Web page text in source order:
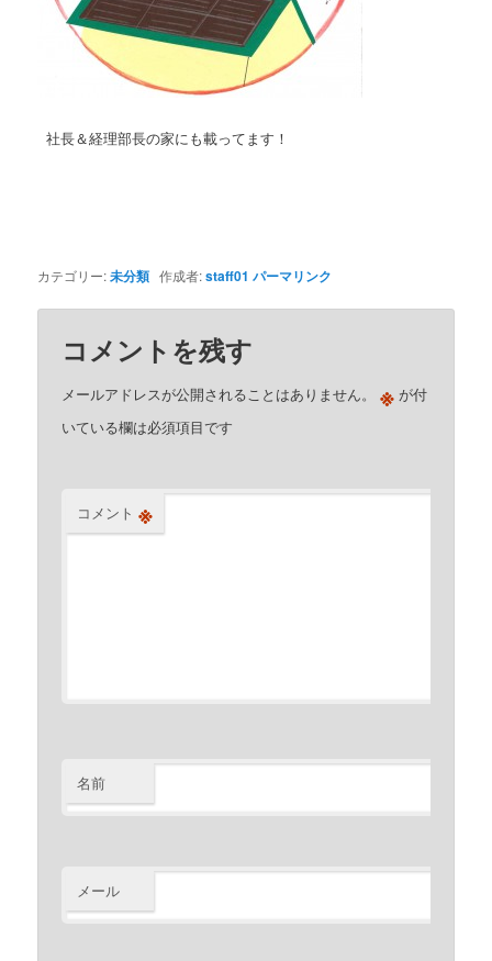
社長＆経理部長の家にも載ってます！
カテゴリー:未分類 作成者:staff01 パーマリンク
コメントを残す
メールアドレスが公開されることはありません。 ※ が付
いている欄は必須項目です
コメント ※
名前
メール